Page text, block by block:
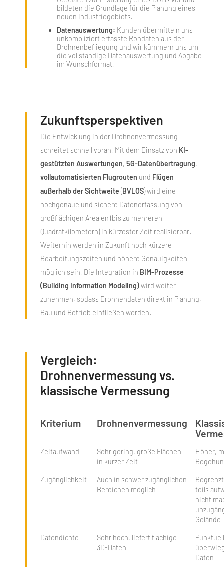
bildeten die Grundlage für die Planung eines
neuen Industriegebiets.
Datenauswertung: Kunden übermitteln uns
unkompliziert erfasste Rohdaten aus der
Drohnenbefliegung und wir kümmern uns um
die vollständige Datenauswertung und Abgabe
im Wunschformat.
Zukunftsperspektiven
Die Entwicklung in der Drohnenvermessung
schreitet schnell voran. Mit dem Einsatz von KI-
gestützten Auswertungen, 5G-Datenübertragung,
vollautomatisierten Flugrouten und Flügen
außerhalb der Sichtweite (BVLOS) wird eine
hochgenaue und sichere Datenerfassung von
großflächigen Arealen (bis zu mehreren
Quadratkilometern) in kürzester Zeit realisierbar.
Weiterhin werden in Zukunft noch kürzere
Bearbeitungszeiten und höhere Genauigkeiten
möglich sein. Die Integration in BIM-Prozesse
(Building Information Modeling)wird weiter
zunehmen, sodass Drohnendaten direkt in Planung,
Bau und Betrieb einfließen werden.
Vergleich:
Drohnenvermessung vs.
klassische Vermessung
Kriterium Drohnenvermessung
Zeitaufwand
Sehr gering, große Flächen
in kurzer Zeit
Höher,
Zugänglichkeit
Auch in schwer zugänglichen
Bereichen möglich
teils
nicht
Gelände
Datendichte
Sehr hoch, liefert flächige
3D-Daten
Daten